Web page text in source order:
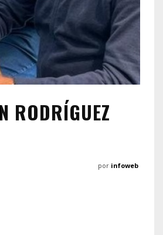
RODRÍGUEZ
por infoweb